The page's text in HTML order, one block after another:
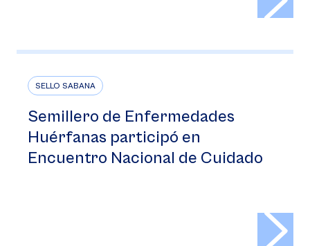
SELLO SABANA
Semillero de Enfermedades
Huérfanas participó en
Encuentro Nacional de Cuidado